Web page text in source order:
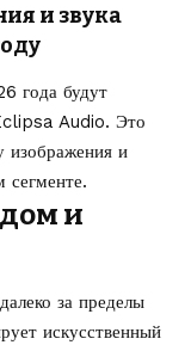
и звука
года будут
Audio. Это
изображения и
сегменте.
и
за пределы
искусственный